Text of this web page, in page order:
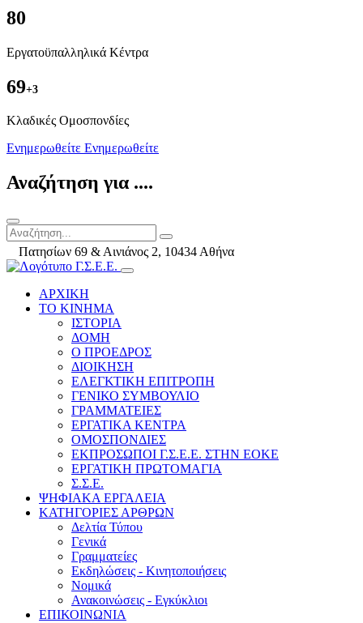
80
Εργατοϋπαλληλικά Κέντρα
69+3
Kλαδικές Ομοσπονδίες
Ενημερωθείτε Ενημερωθείτε
Αναζήτηση για ....
Πατησίων 69 & Αινιάνος 2, 10434 Αθήνα
ΑΡΧΙΚΗ
ΤΟ ΚΙΝΗΜΑ
ΙΣΤΟΡΙΑ
ΔΟΜΗ
Ο ΠΡΟΕΔΡΟΣ
ΔΙΟΙΚΗΣΗ
ΕΛΕΓΚΤΙΚΗ ΕΠΙΤΡΟΠΗ
ΓΕΝΙΚΟ ΣΥΜΒΟΥΛΙΟ
ΓΡΑΜΜΑΤΕΙΕΣ
ΕΡΓΑΤΙΚΑ ΚΕΝΤΡΑ
ΟΜΟΣΠΟΝΔΙΕΣ
ΕΚΠΡΟΣΩΠΟΙ Γ.Σ.Ε.Ε. ΣΤΗΝ ΕΟΚΕ
ΕΡΓΑΤΙΚΗ ΠΡΩΤΟΜΑΓΙΑ
Σ.Σ.Ε.
ΨΗΦΙΑΚΑ ΕΡΓΑΛΕΙΑ
ΚΑΤΗΓΟΡΙΕΣ ΑΡΘΡΩΝ
Δελτία Τύπου
Γενικά
Γραμματείες
Εκδηλώσεις - Κινητοποιήσεις
Νομικά
Ανακοινώσεις - Εγκύκλιοι
ΕΠΙΚΟΙΝΩΝΙΑ